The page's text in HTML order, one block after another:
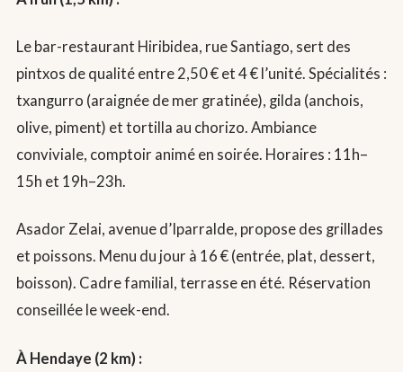
Le bar-restaurant Hiribidea, rue Santiago, sert des
pintxos de qualité entre 2,50 € et 4 € l’unité. Spécialités :
txangurro (araignée de mer gratinée), gilda (anchois,
olive, piment) et tortilla au chorizo. Ambiance
conviviale, comptoir animé en soirée. Horaires : 11h–
15h et 19h–23h.
Asador Zelai, avenue d’Iparralde, propose des grillades
et poissons. Menu du jour à 16 € (entrée, plat, dessert,
boisson). Cadre familial, terrasse en été. Réservation
conseillée le week-end.
À Hendaye (2 km) :